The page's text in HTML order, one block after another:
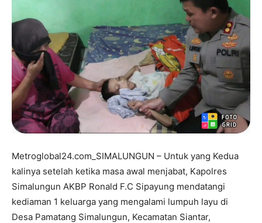
Metroglobal24.com_SIMALUNGUN – Untuk yang Kedua
kalinya setelah ketika masa awal menjabat, Kapolres
Simalungun AKBP Ronald F.C Sipayung mendatangi
kediaman 1 keluarga yang mengalami lumpuh layu di
Desa Pamatang Simalungun, Kecamatan Siantar,